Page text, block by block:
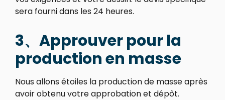
sera fourni dans les 24 heures.
3、Approuver pour la
production en masse
Nous allons étoiles la production de masse après
avoir obtenu votre approbation et dépôt.